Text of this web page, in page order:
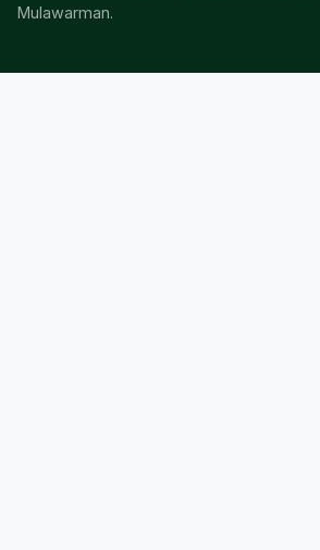
Mulawarman.